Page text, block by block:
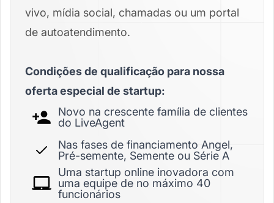
vivo, mídia social, chamadas ou um portal
de autoatendimento.
Condições de qualificação para nossa
oferta especial de startup:
Novo na crescente família de clientes
do LiveAgent
Nas fases de financiamento Angel,
Pré-semente, Semente ou Série A
Uma startup online inovadora com
uma equipe de no máximo 40
funcionários